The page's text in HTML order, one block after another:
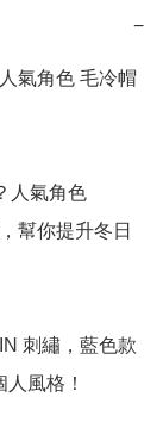
−
氣角色 毛冷帽
人氣角色
幫你提升冬日
刺繡，藍色款
風格！